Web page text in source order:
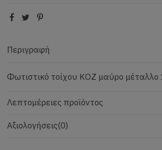
Περιγραφή
Φωτιστικό τοίχου KOZ μαύρο
Λεπτομέρειες προϊόντος
Αξιολογήσεις(0)